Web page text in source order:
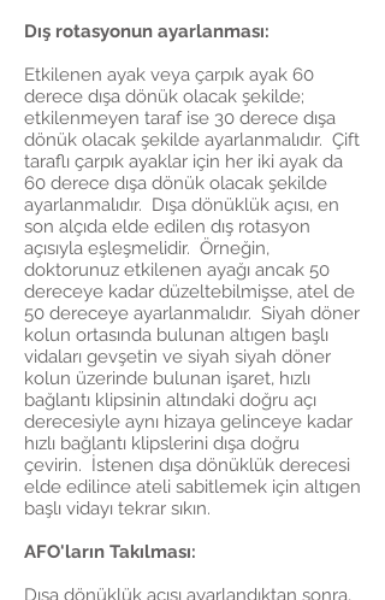
Dış rotasyonun ayarlanması:
Etkilenen ayak veya çarpık ayak 60
derece dışa dönük olacak şekilde;
etkilenmeyen taraf ise 30 derece dışa
dönük olacak şekilde ayarlanmalıdır. Çift
taraflı çarpık ayaklar için her iki ayak da
60 derece dışa dönük olacak şekilde
ayarlanmalıdır. Dışa dönüklük açısı, en
son alçıda elde edilen dış rotasyon
açısıyla eşleşmelidir. Örneğin,
doktorunuz etkilenen ayağı ancak 50
dereceye kadar düzeltebilmişse, atel de
50 dereceye ayarlanmalıdır. Siyah döner
kolun ortasında bulunan altıgen başlı
vidaları gevşetin ve siyah siyah döner
kolun üzerinde bulunan işaret, hızlı
bağlantı klipsinin altındaki doğru açı
derecesiyle aynı hizaya gelinceye kadar
hızlı bağlantı klipslerini dışa doğru
çevirin. İstenen dışa dönüklük derecesi
elde edilince ateli sabitlemek için altıgen
başlı vidayı tekrar sıkın.
AFO'ların Takılması:
Dışa dönüklük açısı ayarlandıktan sonra,